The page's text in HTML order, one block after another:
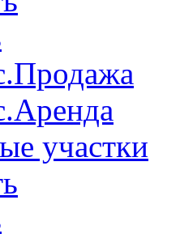
участки